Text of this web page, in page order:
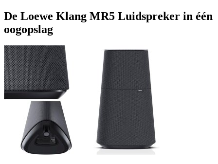
De Loewe Klang MR5 Luidspreker in één
oogopslag